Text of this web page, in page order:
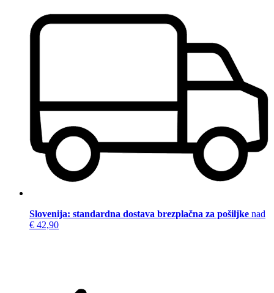
Slovenija: standardna dostava brezplačna za pošiljke nad
€ 42,90